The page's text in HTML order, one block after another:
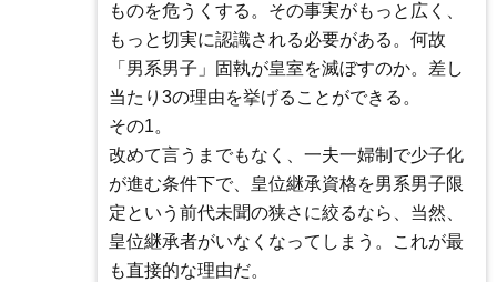
ものを危うくする。その事実がもっと広く、
もっと切実に認識される必要がある。何故
「男系男子」固執が皇室を滅ぼすのか。差し
当たり3の理由を挙げることができる。
その1。
改めて言うまでもなく、一夫一婦制で少子化
が進む条件下で、皇位継承資格を男系男子限
定という前代未聞の狭さに絞るなら、当然、
皇位継承者がいなくなってしまう。これが最
も直接的な理由だ。